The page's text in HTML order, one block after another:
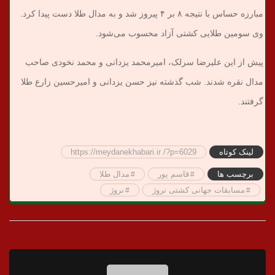
مبارزه حساس با نتیجه ۸ بر ۴ پیروز شد و به مدال طلا دست پیدا کرد.
وی سومین طلایی کشتی آزاد محسوب می‌شود.
پیش از این علیرضا سرلک، امیرمحمد یزدانی و محمد نخودی صاحب
مدال نقره شدند. شب گذشته نیز حسن یزدانی و امیرحسین زارع طلا
گرفتند.
لینک کوتاه https://meydanekhabari.ir /?p=6029
برچسب ها قاسم پور
مدال طلا
مسابقات جهانی کشتی نروژ
نروژ